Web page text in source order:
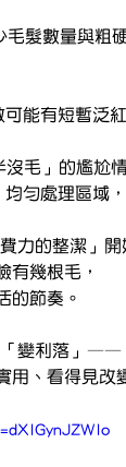
髮數量與粗
能有短暫泛
毛」的尷尬
勻處理區域
力的整潔」開
有幾根毛，
的節奏。
「變利落」——
用、看得見改